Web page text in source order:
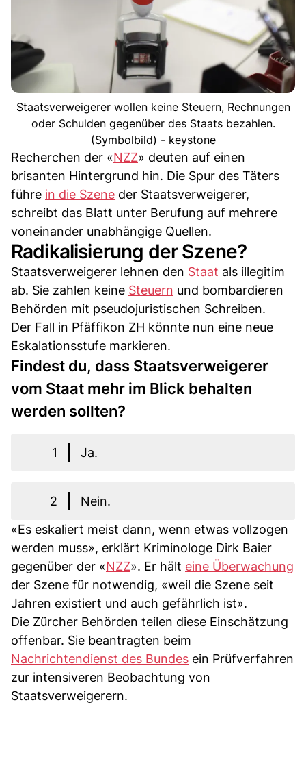
Staatsverweigerer wollen keine Steuern, Rechnungen
oder Schulden gegenüber des Staats bezahlen.
(Symbolbild) - keystone
Recherchen der «NZZ» deuten auf einen
brisanten Hintergrund hin. Die Spur des Täters
führe in die Szene der Staatsverweigerer,
schreibt das Blatt unter Berufung auf mehrere
voneinander unabhängige Quellen.
Radikalisierung der Szene?
Staatsverweigerer lehnen den Staat als illegitim
ab. Sie zahlen keine Steuern und bombardieren
Behörden mit pseudojuristischen Schreiben.
Der Fall in Pfäffikon ZH könnte nun eine neue
Eskalationsstufe markieren.
Findest du, dass Staatsverweigerer
vom Staat mehr im Blick behalten
werden sollten?
1 Ja.
2
Nein.
«Es eskaliert meist dann, wenn etwas vollzogen
werden muss», erklärt Kriminologe Dirk Baier
gegenüber der «NZZ». Er hält eine Überwachung
der Szene für notwendig, «weil die Szene seit
Jahren existiert und auch gefährlich ist».
Die Zürcher Behörden teilen diese Einschätzung
offenbar. Sie beantragten beim
Nachrichtendienst des Bundes ein Prüfverfahren
zur intensiveren Beobachtung von
Staatsverweigerern.